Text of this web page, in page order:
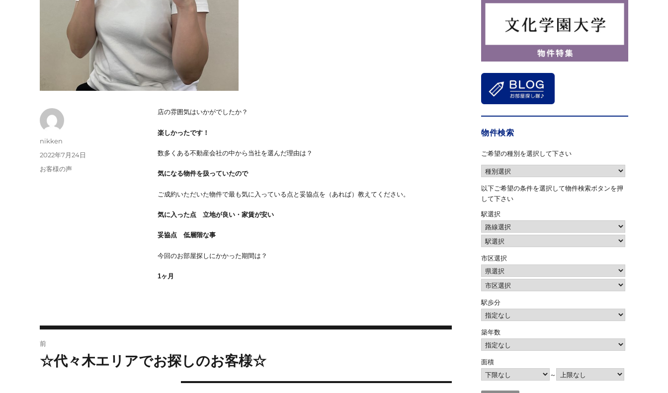
店の雰囲気はいかがでしたか？
楽しかったです！
数多くある不動産会社の中から当社を選んだ理由は？
気になる物件を扱っていたので
ご成約いただいた物件で最も気に入っている点と妥協点を（あれば）教えてください。
気に入った点 立地が良い・家賃が安い
妥協点 低層階な事
今回のお部屋探しにかかった期間は？
1ヶ月
投
nikken
投
稿
2022年7月24日
カ
お客様の声
稿
ナ
前
前
の
☆代々木エリアでお探しのお客様☆
物件検索
ご希望の種別を選択して下さい
以下ご希望の条件を選択して物件検索ボタンを押
して下さい
駅選択
市区選択
駅歩分
築年数
面積
～